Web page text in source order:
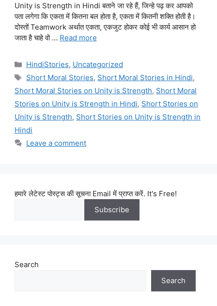
Unity is Strength in Hindi बताने जा रहे हैं, जिन्हे पढ़ कर आपको
पता लगेगा कि एकता में कितना बल होता है, एकता में कितनी शक्ति होती है।
दोस्तों Teamwork अर्थात एकता, एकजुट होकर कोई भी कार्य आसान हो
जाता है चाहे वो … Read more
Categories
HindiStories, Uncategorized
Tags
Short Moral Stories, Short Moral Stories in Hindi,
Short Moral Stories on Unity is Strength, Short Moral
Stories on Unity is Strength in Hindi, Short Stories on
Unity is Strength, Short Stories on Unity is Strength in
Hindi
Leave a comment
हमारे लेटेस्ट पोस्ट्स की सूचना Email में प्राप्त करें. It's Free!
Search
Search